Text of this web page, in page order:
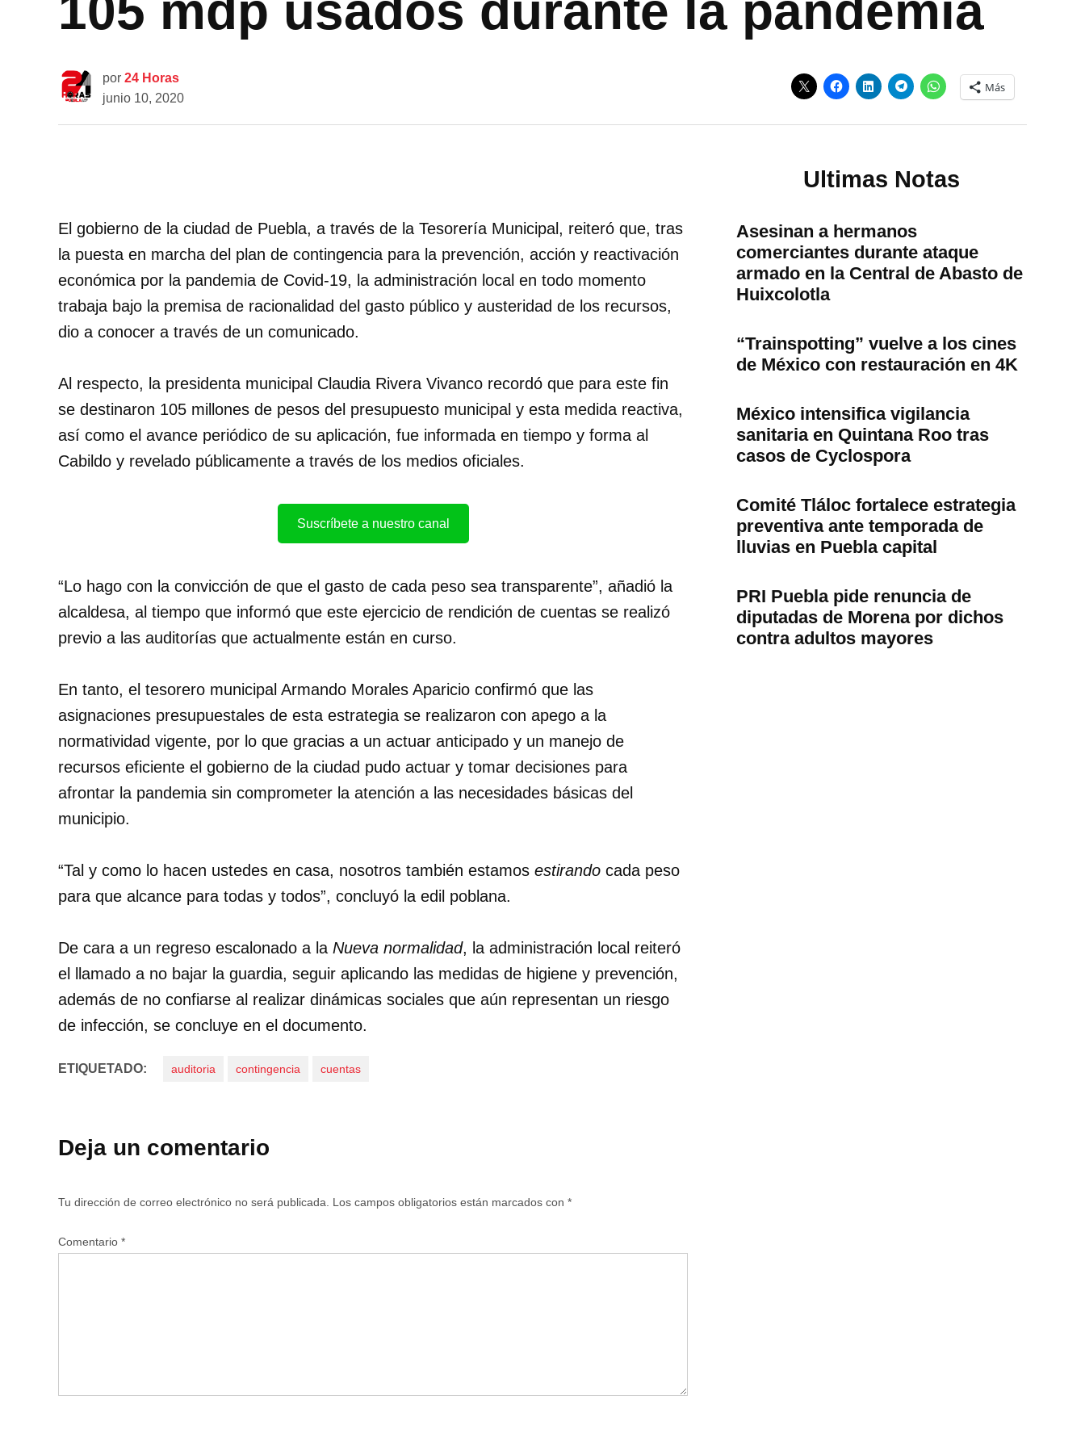
por 24 Horas
junio 10, 2020
Más
El gobierno de la ciudad de Puebla, a través de la Tesorería Municipal, reiteró que, tras
la puesta en marcha del plan de contingencia para la prevención, acción y reactivación
económica por la pandemia de Covid-19, la administración local en todo momento
trabaja bajo la premisa de racionalidad del gasto público y austeridad de los recursos,
dio a conocer a través de un comunicado.
Al respecto, la presidenta municipal Claudia Rivera Vivanco recordó que para este fin
se destinaron 105 millones de pesos del presupuesto municipal y esta medida reactiva,
así como el avance periódico de su aplicación, fue informada en tiempo y forma al
Cabildo y revelado públicamente a través de los medios oficiales.
Suscríbete a nuestro canal
“Lo hago con la convicción de que el gasto de cada peso sea transparente”, añadió la
alcaldesa, al tiempo que informó que este ejercicio de rendición de cuentas se realizó
previo a las auditorías que actualmente están en curso.
En tanto, el tesorero municipal Armando Morales Aparicio confirmó que las
asignaciones presupuestales de esta estrategia se realizaron con apego a la
normatividad vigente, por lo que gracias a un actuar anticipado y un manejo de
recursos eficiente el gobierno de la ciudad pudo actuar y tomar decisiones para
afrontar la pandemia sin comprometer la atención a las necesidades básicas del
municipio.
“Tal y como lo hacen ustedes en casa, nosotros también estamos estirando cada peso
para que alcance para todas y todos”, concluyó la edil poblana.
De cara a un regreso escalonado a la Nueva normalidad, la administración local reiteró
el llamado a no bajar la guardia, seguir aplicando las medidas de higiene y prevención,
además de no confiarse al realizar dinámicas sociales que aún representan un riesgo
de infección, se concluye en el documento.
ETIQUETADO: auditoria contingencia cuentas
Deja un comentario
Tu dirección de correo electrónico no será publicada. Los campos obligatorios están marcados con *
Comentario *
Ultimas Notas
Asesinan a hermanos
comerciantes durante ataque
armado en la Central de Abasto de
Huixcolotla
“Trainspotting” vuelve a los cines
de México con restauración en 4K
México intensifica vigilancia
sanitaria en Quintana Roo tras
casos de Cyclospora
Comité Tláloc fortalece estrategia
preventiva ante temporada de
lluvias en Puebla capital
PRI Puebla pide renuncia de
diputadas de Morena por dichos
contra adultos mayores